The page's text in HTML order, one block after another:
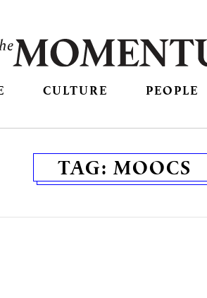
CULTURE PEOPLE
TAG: MOOCS